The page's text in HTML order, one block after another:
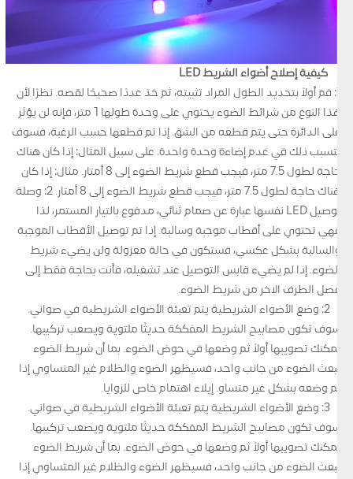
كيفية إصلاح أضواء الشريط LED
1: قم أولاً بتحديد الطول المراد تثبيته، ثم خذ عددًا صحيحًا لقصه. نظرًا لأن
هذا النوع من شرائط الضوء يحتوي على وحدة طولها 1 متر، فإنه لن يؤثر
على الدائرة حتى يتم قطعه من الشق. إذا تم قطعها حسب الرغبة، فسوف
يتسبب ذلك في عدم إضاءة وحدة واحدة. على سبيل المثال: إذا كان هناك
حاجة لطول 7.5 متر، فيجب قطع شريط الضوء إلى 8 أمتار. مثال: إذا كان
هناك حاجة لطول 7.5 متر، فيجب قطع شريط الضوء إلى 8 أمتار. 2: وصلة
توصيل LED نفسها عبارة عن صمام ثنائي، مدفوع بالتيار المستمر، لذا
فهي تحتوي على أقطاب موجبة وسالبة. إذا تم توصيل الأقطاب الموجبة
والسالبة بشكل عكسي، فستكون في حالة معزولة ولن يضيء شريط
الضوء. إذا لم يضيء قابس التوصيل عند تشغيله، فأنت بحاجة فقط إلى
فصل الطرف الآخر من شريط الضوء.
2: وضع الأضواء الشريطية يتم تعبئة الأضواء الشريطية في صواني.
سوف تكون مصابيح الشريط المفككة حديثًا ملتوية ويصعب تركيبها.
يمكنك تصويبها أولاً ثم وضعها في حوض الضوء. بما أن شريط الضوء
يبعث الضوء من جانب واحد، فسيظهر الضوء والظلام غير المتساوي إذا
تم وضعه بشكل غير متساو. إيلاء اهتمام خاص للزوايا.
3: وضع الأضواء الشريطية يتم تعبئة الأضواء الشريطية في صواني.
سوف تكون مصابيح الشريط المفككة حديثًا ملتوية ويصعب تركيبها.
يمكنك تصويبها أولاً ثم وضعها في حوض الضوء. بما أن شريط الضوء
يبعث الضوء من جانب واحد، فسيظهر الضوء والظلام غير المتساوي إذا